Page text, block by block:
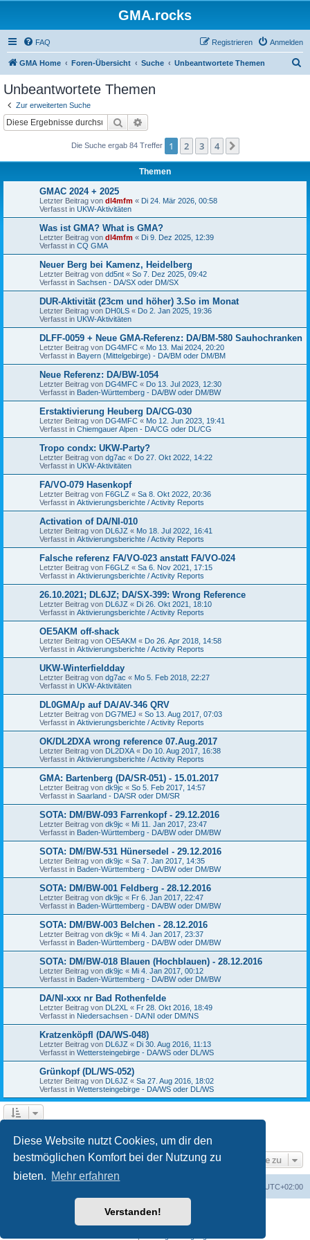
Diese Website nutzt Cookies, um dir den
bestmöglichen Komfort bei der Nutzung zu
bieten. Mehr erfahren
Verstanden!
GMA.rocks
FAQ Anmelden
Registrieren
GMA Home Foren-Übersicht Suche Unbeantwortete Themen
Unbeantwortete Themen
Zur erweiterten Suche
Suche
Die Suche ergab 84 Treffer 1 2 3 4
Themen
GMAC 2024 + 2025
Letzter Beitrag von dl4mfm « Di 24. Mär 2026, 00:58
Verfasst in UKW-Aktivitäten
Was ist GMA? What is GMA?
Letzter Beitrag von dl4mfm « Di 9. Dez 2025, 12:39
Verfasst in CQ GMA
Neuer Berg bei Kamenz, Heidelberg
Letzter Beitrag von dd5nt « So 7. Dez 2025, 09:42
Verfasst in Sachsen - DA/SX oder DM/SX
DUR-Aktivität (23cm und höher) 3.So im Monat
Letzter Beitrag von DH0LS « Do 2. Jan 2025, 19:36
Verfasst in UKW-Aktivitäten
DLFF-0059 + Neue GMA-Referenz: DA/BM-580 Sauhochranken
Letzter Beitrag von DG4MFC « Mo 13. Mai 2024, 20:20
Verfasst in Bayern (Mittelgebirge) - DA/BM oder DM/BM
Neue Referenz: DA/BW-1054
Letzter Beitrag von DG4MFC « Do 13. Jul 2023, 12:30
Verfasst in Baden-Württemberg - DA/BW oder DM/BW
Erstaktivierung Heuberg DA/CG-030
Letzter Beitrag von DG4MFC « Mo 12. Jun 2023, 19:41
Verfasst in Chiemgauer Alpen - DA/CG oder DL/CG
Tropo condx: UKW-Party?
Letzter Beitrag von dg7ac « Do 27. Okt 2022, 14:22
Verfasst in UKW-Aktivitäten
FA/VO-079 Hasenkopf
Letzter Beitrag von F6GLZ « Sa 8. Okt 2022, 20:36
Verfasst in Aktivierungsberichte / Activity Reports
Activation of DA/NI-010
Letzter Beitrag von DL6JZ « Mo 18. Jul 2022, 16:41
Verfasst in Aktivierungsberichte / Activity Reports
Falsche referenz FA/VO-023 anstatt FA/VO-024
Letzter Beitrag von F6GLZ « Sa 6. Nov 2021, 17:15
Verfasst in Aktivierungsberichte / Activity Reports
26.10.2021; DL6JZ; DA/SX-399: Wrong Reference
Letzter Beitrag von DL6JZ « Di 26. Okt 2021, 18:10
Verfasst in Aktivierungsberichte / Activity Reports
OE5AKM off-shack
Letzter Beitrag von OE5AKM « Do 26. Apr 2018, 14:58
Verfasst in Aktivierungsberichte / Activity Reports
UKW-Winterfieldday
Letzter Beitrag von dg7ac « Mo 5. Feb 2018, 22:27
Verfasst in UKW-Aktivitäten
DL0GMA/p auf DA/AV-346 QRV
Letzter Beitrag von DG7MEJ « So 13. Aug 2017, 07:03
Verfasst in Aktivierungsberichte / Activity Reports
OK/DL2DXA wrong reference 07.Aug.2017
Letzter Beitrag von DL2DXA « Do 10. Aug 2017, 16:38
Verfasst in Aktivierungsberichte / Activity Reports
GMA: Bartenberg (DA/SR-051) - 15.01.2017
Letzter Beitrag von dk9jc « So 5. Feb 2017, 14:57
Verfasst in Saarland - DA/SR oder DM/SR
SOTA: DM/BW-093 Farrenkopf - 29.12.2016
Letzter Beitrag von dk9jc « Mi 11. Jan 2017, 23:47
Verfasst in Baden-Württemberg - DA/BW oder DM/BW
SOTA: DM/BW-531 Hünersedel - 29.12.2016
Letzter Beitrag von dk9jc « Sa 7. Jan 2017, 14:35
Verfasst in Baden-Württemberg - DA/BW oder DM/BW
SOTA: DM/BW-001 Feldberg - 28.12.2016
Letzter Beitrag von dk9jc « Fr 6. Jan 2017, 22:47
Verfasst in Baden-Württemberg - DA/BW oder DM/BW
SOTA: DM/BW-003 Belchen - 28.12.2016
Letzter Beitrag von dk9jc « Mi 4. Jan 2017, 23:37
Verfasst in Baden-Württemberg - DA/BW oder DM/BW
SOTA: DM/BW-018 Blauen (Hochblauen) - 28.12.2016
Letzter Beitrag von dk9jc « Mi 4. Jan 2017, 00:12
Verfasst in Baden-Württemberg - DA/BW oder DM/BW
DA/NI-xxx nr Bad Rothenfelde
Letzter Beitrag von DL2XL « Fr 28. Okt 2016, 18:49
Verfasst in Niedersachsen - DA/NI oder DM/NS
Kratzenköpfl (DA/WS-048)
Letzter Beitrag von DL6JZ « Di 30. Aug 2016, 11:13
Verfasst in Wettersteingebirge - DA/WS oder DL/WS
Grünkopf (DL/WS-052)
Letzter Beitrag von DL6JZ « Sa 27. Aug 2016, 18:02
Verfasst in Wettersteingebirge - DA/WS oder DL/WS
Gehe zu
UTC+02:00
Powered byphpBB® Forum Software © phpBB Limited
phpBB.de